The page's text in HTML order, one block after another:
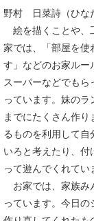
野村 日菜詩（ひな
絵を描くことや、
家では、「部屋を使
す」などのお家ルー
スーパーなどでも
っています。妹の
までにたくさん作
るものを利用して自
いろと考えたり、付
って遊んでくれてい
お家では、家族み
っています。今日